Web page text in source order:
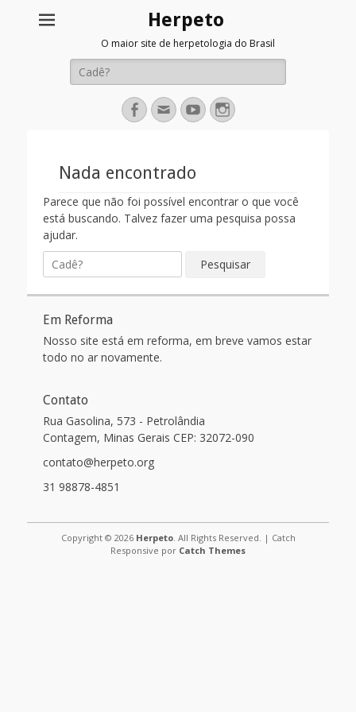
Herpeto
O maior site de herpetologia do Brasil
Pesquisar
por:
Facebook
EmailYouTubeInstagram
Nada encontrado
Parece que não foi possível encontrar o que você
está buscando. Talvez fazer uma pesquisa possa
ajudar.
Pesquisar
por:
Em Reforma
Nosso site está em reforma, em breve vamos estar
todo no ar novamente.
Contato
Rua Gasolina, 573 - Petrolândia
Contagem, Minas Gerais CEP: 32072-090
contato@herpeto.org
31 98878-4851
Copyright © 2026 Herpeto. All Rights Reserved. | Catch
Responsive por Catch Themes